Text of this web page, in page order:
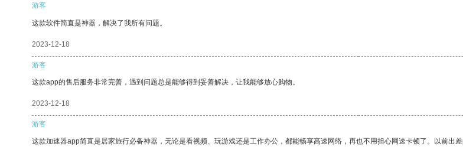
游客
这款软件简直是神器，解决了我所有问题。
2023-12-18
游客
这款app的售后服务非常完善，遇到问题总是能够得到妥善解决，让我能够放心购物。
2023-12-18
游客
这款加速器app简直是居家旅行必备神器，无论是看视频、玩游戏还是工作办公，都能畅享高速网络，再也不用担心网速卡顿了。以前出